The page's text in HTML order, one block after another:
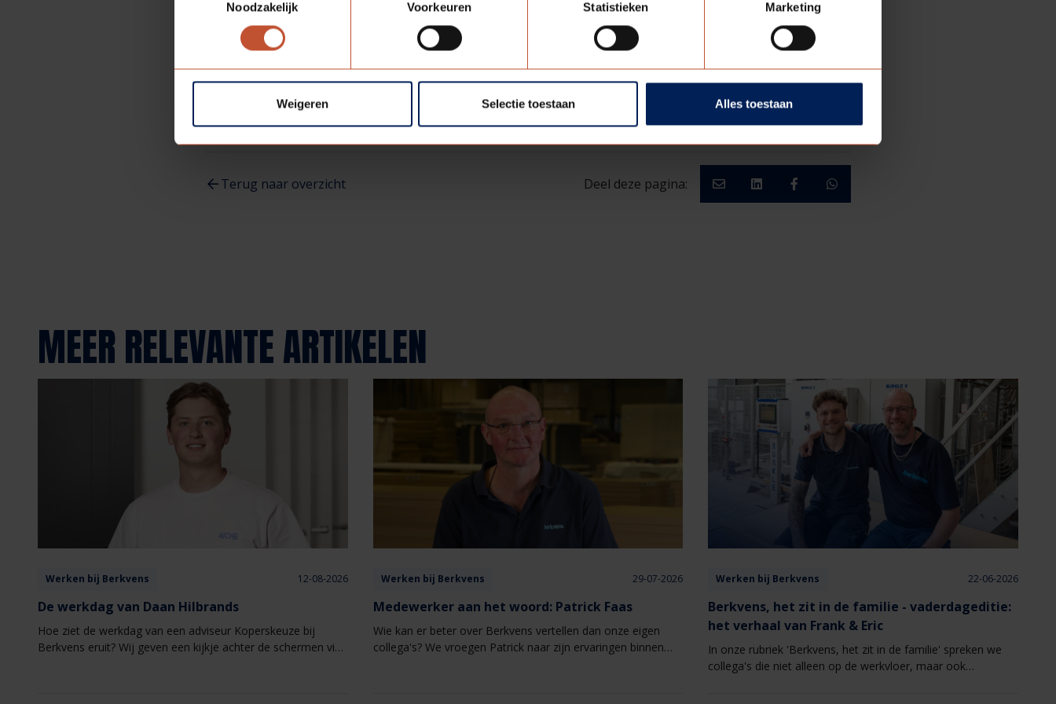
Noodzakelijk
Voorkeuren Statistieken Marketing
Weigeren Selectie toestaan Alles toestaan
In mijn ogen is het belangrijkste om plezier te hebben in hetgeen je doet. Als leidinggevende vind ik het
verder belangrijk een veilige werkomgeving te creëren zodat we als team optimaal kunnen presteren. Als dit
het geval is en we hebben mooie technisch uitdagende stappen kunnen zetten is mijn werkdag
Terug naar overzicht Deel deze pagina:
MEER RELEVANTE ARTIKELEN
Werken bij Berkvens 12-08-2026
De werkdag van Daan Hilbrands
Hoe ziet de werkdag van een adviseur Koperskeuze bij
Berkvens eruit? Wij geven een kijkje achter de schermen via
Werken bij Berkvens 29-07-2026
Medewerker aan het woord: Patrick Faas
Wie kan er beter over Berkvens vertellen dan onze eigen
collega's? We vroegen Patrick naar zijn ervaringen binnen
Werken bij Berkvens 22-06-2026
Berkvens, het zit in de familie - vaderdageditie:
het verhaal van Frank & Eric
In onze rubriek 'Berkvens, het zit in de familie' spreken we
collega's die niet alleen op de werkvloer, maar ook